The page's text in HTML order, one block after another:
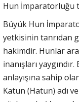
Hun İmparatorluğu
Büyük Hun
yetkisinin tanrıdan
hakimdir. Hunlar
inanışları
anlayışına sahip
Katun (Hatun) adı